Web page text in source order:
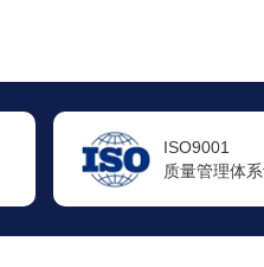
ISO14001
环境管理体